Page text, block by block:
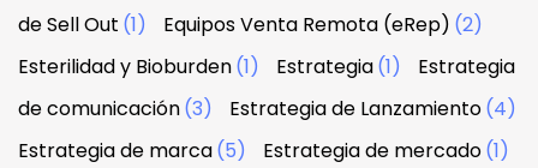
de Sell Out (1) Equipos Venta Remota (eRep) (2)
Esterilidad y Bioburden(1) Estrategia(1)
Estrategia
de comunicación(3) Estrategia de Lanzamiento(4)
Estrategia de marca(5) Estrategia de mercado(1)